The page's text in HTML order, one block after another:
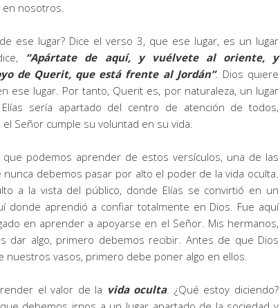
en nosotros.
ese lugar? Dice el verso 3, que ese lugar, es un lugar
“Apártate de aquí, y vuélvete al oriente, y
de Querit, que está frente al Jordán”. Dios quiere
ese lugar. Por tanto, Querit es, por naturaleza, un lugar
sería apartado del centro de atención de todos,
Señor cumple su voluntad en su vida.
que podemos aprender de estos versículos, una de las
debemos pasar por alto el poder de la vida oculta.
a la vista del público, donde Elías se convirtió en un
donde aprendió a confiar totalmente en Dios. Fue aquí
en aprender a apoyarse en el Señor. Mis hermanos,
dar algo, primero debemos recibir. Antes de que Dios
nuestros vasos, primero debe poner algo en ellos.
el valor de la vida oculta. ¿Qué estoy diciendo?